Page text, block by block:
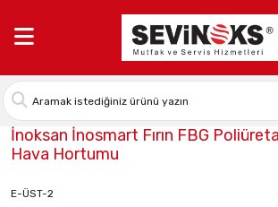
Stok Kodu:1004050050
İnoksan İnosmart Fırın FBG
Hava Hortumu
E-ÜST-2